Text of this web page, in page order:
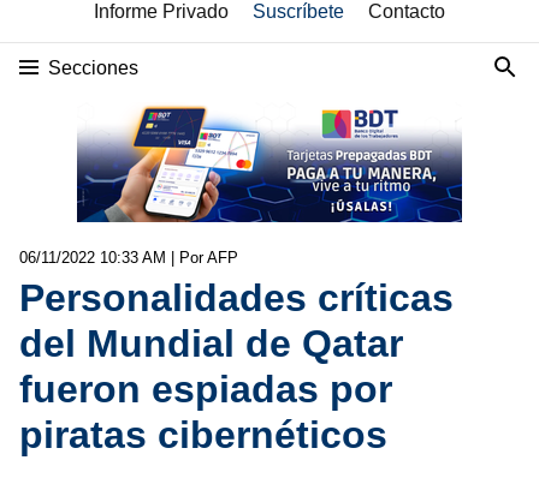
Informe Privado Suscríbete Contacto
Secciones
06/11/2022 10:33 AM | Por AFP
Personalidades críticas
del Mundial de Qatar
fueron espiadas por
piratas cibernéticos